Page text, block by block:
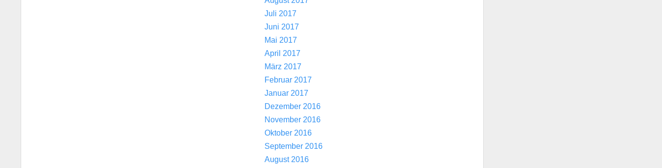
Juli 2017
Juni 2017
Mai 2017
April 2017
März 2017
Februar 2017
Januar 2017
Dezember 2016
November 2016
Oktober 2016
September 2016
August 2016